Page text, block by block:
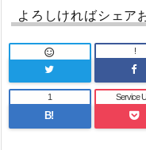
よろしければシェア
 !
B!
1 Service